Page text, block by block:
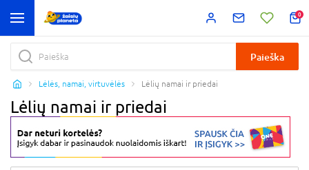
0
Paieška
Lėlės, namai, virtuvėlės Lėlių namai ir priedai
Lėlių namai ir priedai